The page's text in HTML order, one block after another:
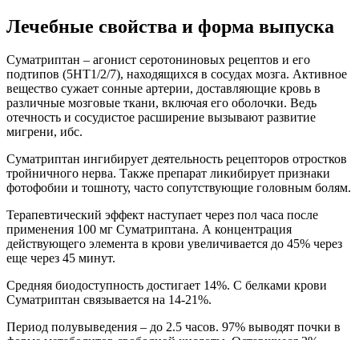
Лечебные свойства и форма выпуска
Суматриптан – агонист серотониновых рецептов и его
подтипов (5НТ1/2/7), находящихся в сосудах мозга. Активное
вещество сужает сонные артерии, доставляющие кровь в
различные мозговые ткани, включая его оболочки. Ведь
отечность и сосудистое расширение вызывают развитие
мигрени, ибс.
Суматриптан ингибирует деятельность рецепторов отростков
тройничного нерва. Также препарат ликибирует признаки
фотофобии и тошноту, часто сопутствующие головным болям.
Терапевтический эффект наступает через пол часа после
применения 100 мг Суматриптана. А концентрация
действующего элемента в крови увеличивается до 45% через
еще через 45 минут.
Средняя биодоступность достигает 14%. С белками крови
Суматриптан связывается на 14-21%.
Период полувыведения – до 2.5 часов. 97% выводят почки в